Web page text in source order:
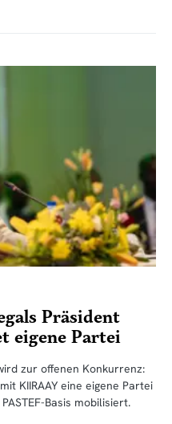
Präsident
eigene Partei
zur offenen Konkurrenz:
KIIRAAY eine eigene Partei
Basis mobilisiert.